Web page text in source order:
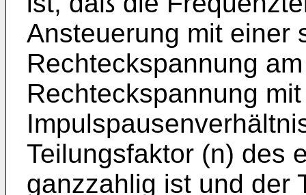
Ansteuerung mit einer
Rechteckspannung
Rechteckspannung
Teilungsfaktor (n) des
ganzzahlig ist und der